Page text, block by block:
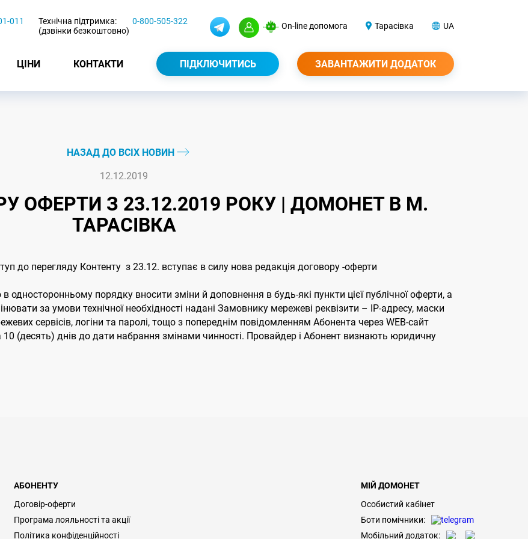
011
Технічна підтримка:
(дзвінки безкоштовно)
0-800-505-322 On-line допомога Тарасівка UA
ЦІНИ КОНТАКТИ ПІДКЛЮЧИТИСЬ ЗАВАНТАЖИТИ ДОДАТОК
НАЗАД ДО ВСІХ НОВИН
12.12.2019
ОФЕРТИ З 23.12.2019 РОКУ | ДОМОНЕТ В М.
ТАРАСІВКА
до перегляду Контенту з 23.12. вступає в силу нова редакція договору -оферти
порядку вносити зміни й доповнення в будь-які пункти цієї публічної оферти, а
за умови технічної необхідності надані Замовнику мережеві реквізити – ІР-адресу, маски
сервісів, логіни та паролі, тощо з попереднім повідомленням Абонента через WEB-сайт
(десять) днів до дати набрання змінами чинності. Провайдер і Абонент визнають юридичну
АБОНЕНТУ
Договір-оферти
Програма лояльності та акції
Політика конфіденційності
МІЙ ДОМОНЕТ
Особистий кабінет
Боти помічники:
Мобільний додаток: